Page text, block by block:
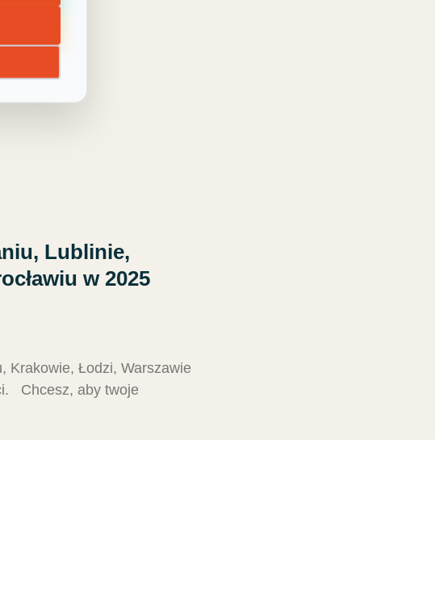
Lublinie,
w 2025
Krakowie, Łodzi, Warszawie
Chcesz, aby twoje